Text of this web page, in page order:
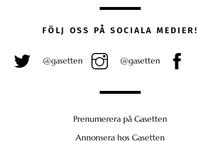
FÖLJ OSS PÅ SOCIALA MEDIER!
@gasetten @gasetten
Prenumerera på Gasetten
Annonsera hos Gasetten